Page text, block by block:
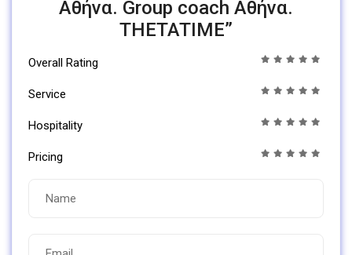
Αθήνα. Group coach Αθήνα.
THETATIME”
Overall Rating
Service
Hospitality
Pricing